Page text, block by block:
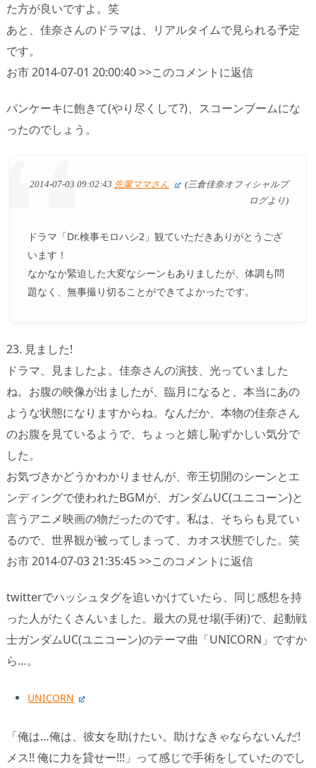
た方が良いですよ。笑
あと、佳奈さんのドラマは、リアルタイムで見られる予定
です。
お市 2014-07-01 20:00:40 >>このコメントに返信
パンケーキに飽きて(やり尽くして?)、スコーンブームにな
ったのでしょう。
2014-07-03 09:02:43 先輩ママさん
(三倉佳奈オフィシャルブ
ログより)
ドラマ「Dr.検事モロハシ2」観ていただきありがとうござ
います！
なかなか緊迫した大変なシーンもありましたが、体調も問
題なく、無事撮り切ることができてよかったです。
23. 見ました!
ドラマ、見ましたよ。佳奈さんの演技、光っていました
ね。お腹の映像が出ましたが、臨月になると、本当にあの
ような状態になりますからね。なんだか、本物の佳奈さん
のお腹を見ているようで、ちょっと嬉し恥ずかしい気分で
した。
お気づきかどうかわかりませんが、帝王切開のシーンとエ
ンディングで使われたBGMが、ガンダムUC(ユニコーン)と
言うアニメ映画の物だったのです。私は、そちらも見てい
るので、世界観が被ってしまって、カオス状態でした。笑
お市 2014-07-03 21:35:45 >>このコメントに返信
twitterでハッシュタグを追いかけていたら、同じ感想を持
った人がたくさんいました。最大の見せ場(手術)で、起動戦
士ガンダムUC(ユニコーン)のテーマ曲「UNICORN」ですか
ら…。
UNICORN
「俺は…俺は、彼女を助けたい。助けなきゃならないんだ!
メス!! 俺に力を貸せー!!!」って感じで手術をしていたのでし